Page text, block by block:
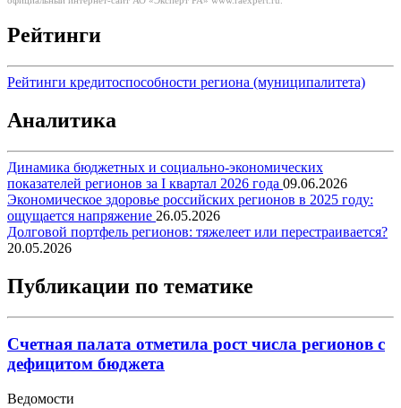
Рейтинги
Рейтинги кредитоспособности региона (муниципалитета)
Аналитика
Динамика бюджетных и социально-экономических
показателей регионов за I квартал 2026 года 09.06.2026
Экономическое здоровье российских регионов в 2025 году:
ощущается напряжение 26.05.2026
Долговой портфель регионов: тяжелеет или перестраивается?
20.05.2026
Публикации по тематике
Счетная палата отметила рост числа регионов с
дефицитом бюджета
Ведомости